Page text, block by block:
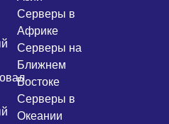
Серверы в
Африке
Серверы на
Ближнем
Востоке
Серверы в
Океании